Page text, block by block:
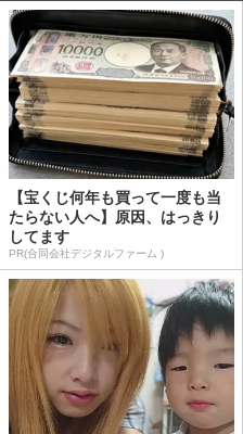
【宝くじ何年も買って一度も当
たらない人へ】原因、はっきり
してます
PR(合同会社デジタルファーム )